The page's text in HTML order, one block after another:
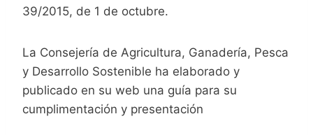
39/2015, de 1 de octubre.
La Consejería de Agricultura, Ganadería, Pesca
y Desarrollo Sostenible ha elaborado y
publicado en su web una guía para su
cumplimentación y presentación